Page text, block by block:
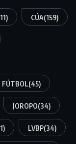
CÚA(159)
FÚTBOL(45)
JOROPO(34)
LVBP(34)